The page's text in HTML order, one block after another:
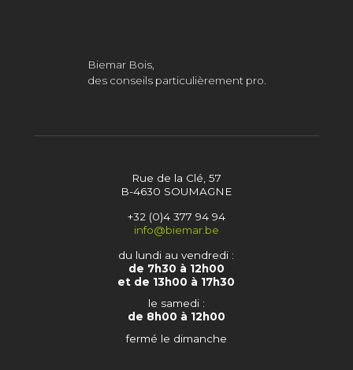
Biemar Bois,
des conseils particulièrement pro.
Rue de la Clé, 57
B-4630 SOUMAGNE
+32 (0)4 377 94 94
info@biemar.be
du lundi au vendredi :
de 7h30 à 12h00
et de 13h00 à 17h30
le samedi :
de 8h00 à 12h00
fermé le dimanche